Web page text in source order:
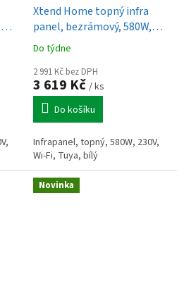
Xtend Home topný infra
panel, bezrámový, 580W,
230V, bílý, Wi-Fi, Tuya
Do týdne
2 991 Kč bez DPH
3 619 Kč / ks
Do košíku
Infrapanel, topný, 580W, 230V,
Wi-Fi, Tuya, bílý
Novinka